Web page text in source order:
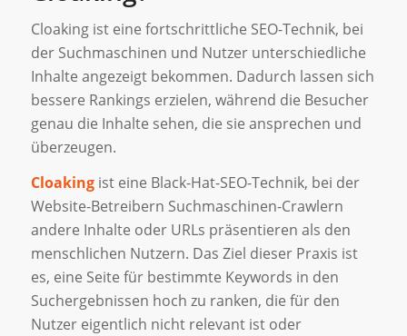
Cloaking ist eine fortschrittliche SEO-Technik, bei
der Suchmaschinen und Nutzer unterschiedliche
Inhalte angezeigt bekommen. Dadurch lassen sich
bessere Rankings erzielen, während die Besucher
genau die Inhalte sehen, die sie ansprechen und
überzeugen.
Cloakingist eine Black-Hat-SEO-Technik, bei der
Website-Betreibern Suchmaschinen-Crawlern
andere Inhalte oder URLs präsentieren als den
menschlichen Nutzern. Das Ziel dieser Praxis ist
es, eine Seite für bestimmte Keywords in den
Suchergebnissen hoch zu ranken, die für den
Nutzer eigentlich nicht relevant ist oder